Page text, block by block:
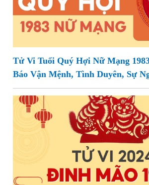
Tử Vi Tuổi Quý Hợi Nữ Mạng
Báo Vận Mệnh, Tình Duyên, Sự